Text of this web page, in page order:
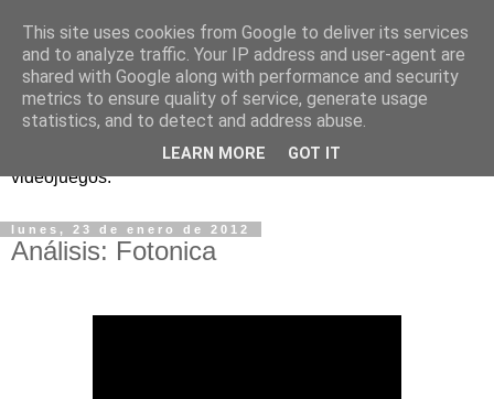
Análisis, noticias y eventos sobre accesibilidad en
videojuegos.
lunes, 23 de enero de 2012
Análisis: Fotonica
This site uses cookies from Google to deliver its services
and to analyze traffic. Your IP address and user-agent are
shared with Google along with performance and security
metrics to ensure quality of service, generate usage
statistics, and to detect and address abuse.
LEARN MORE GOT IT